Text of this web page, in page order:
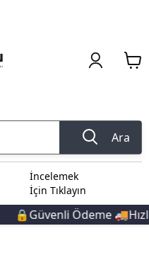
Ara
İncelemek
İçin Tıklayın
🔒Güvenli Ödeme